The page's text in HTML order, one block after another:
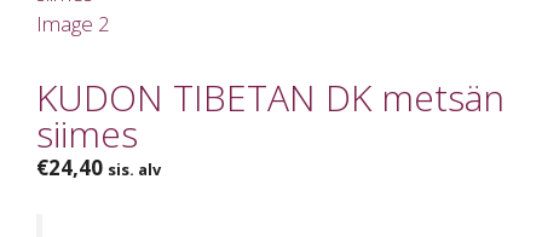
KUDON TIBETAN DK metsän
siimes
€24,40 sis. alv